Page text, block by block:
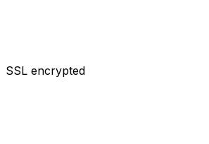
SSL encrypted